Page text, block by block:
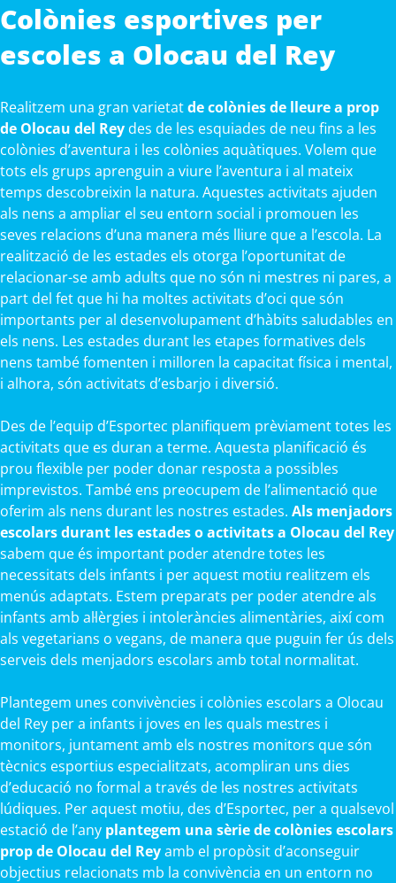
Colònies esportives per
escoles a Olocau del Rey
Realitzem una gran varietatde colònies de lleure a prop
de Olocau del Reydes de les esquiades de neu fins a les
colònies d’aventura i les colònies aquàtiques. Volem que
tots els grups aprenguin a viure l’aventura i al mateix
temps descobreixin la natura. Aquestes activitats ajuden
als nens a ampliar el seu entorn social i promouen les
seves relacions d’una manera més lliure que a l’escola. La
realització de les estades els otorga l’oportunitat de
relacionar-se amb adults que no són ni mestres ni pares, a
part del fet que hi ha moltes activitats d’oci que són
importants per al desenvolupament d’hàbits saludables en
els nens. Les estades durant les etapes formatives dels
nens també fomenten i milloren la capacitat física i mental,
i alhora, són activitats d’esbarjo i diversió.
Des de l’equip d’Esportec planifiquem prèviament totes les
activitats que es duran a terme. Aquesta planificació és
prou flexible per poder donar resposta a possibles
imprevistos. També ens preocupem de l’alimentació que
oferim als nens durant les nostres estades. Als menjadors
escolars durant les estades o activitats a Olocau del Rey
sabem que és important poder atendre totes les
necessitats dels infants i per aquest motiu realitzem els
menús adaptats. Estem preparats per poder atendre als
infants amb al·lèrgies i intoleràncies alimentàries, així com
als vegetarians o vegans, de manera que puguin fer ús dels
serveis dels menjadors escolars amb total normalitat.
Plantegem unes convivències i colònies escolars a Olocau
del Rey per a infants i joves en les quals mestres i
monitors, juntament amb els nostres monitors que són
tècnics esportius especialitzats, acompliran uns dies
d’educació no formal a través de les nostres activitats
lúdiques. Per aquest motiu, des d’Esportec, per a qualsevol
estació de l’any plantegem una sèrie de colònies escolars
prop de Olocau del Reyamb el propòsit d’aconseguir
objectius relacionats mb la convivència en un entorn no